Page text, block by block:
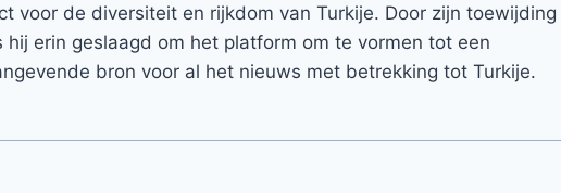
voor de diversiteit en rijkdom van Turkije. Door zijn toewijding
hij erin geslaagd om het platform om te vormen tot een
bron voor al het nieuws met betrekking tot Turkije.